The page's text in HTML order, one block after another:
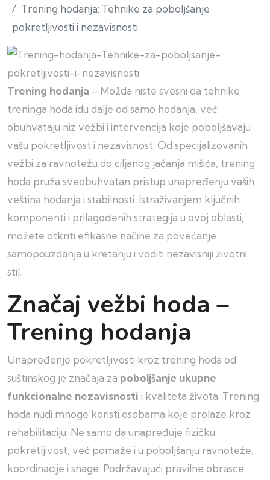
Trening hodanja: Tehnike za poboljšanje
pokretljivosti i nezavisnosti
Trening hodanja – Možda niste svesni da tehnike
treninga hoda idu dalje od samo hodanja, već
obuhvataju niz vežbi i intervencija koje poboljšavaju
vašu pokretljivost i nezavisnost. Od specijalizovanih
vežbi za ravnotežu do ciljanog jačanja mišića, trening
hoda pruža sveobuhvatan pristup unapređenju vaših
veština hodanja i stabilnosti. Istraživanjem ključnih
komponenti i prilagođenih strategija u ovoj oblasti,
možete otkriti efikasne načine za povećanje
samopouzdanja u kretanju i voditi nezavisniji životni
stil.
Značaj vežbi hoda –
Trening hodanja
Unapređenje pokretljivosti kroz trening hoda od
suštinskog je značaja za poboljšanje ukupne
funkcionalne nezavisnosti i kvaliteta života. Trening
hoda nudi mnoge koristi osobama koje prolaze kroz
rehabilitaciju. Ne samo da unapređuje fizičku
pokretljivost, već pomaže i u poboljšanju ravnoteže,
koordinacije i snage. Podržavajući pravilne obrasce